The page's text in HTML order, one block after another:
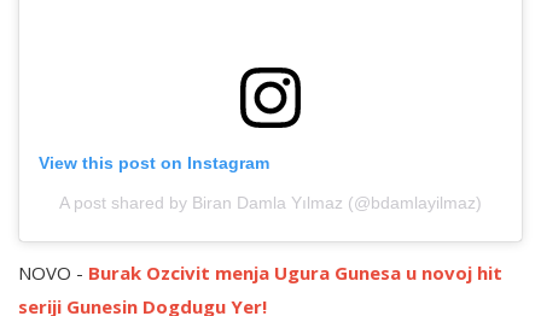
View this post on Instagram
A post shared by Biran Damla Yılmaz (@bdamlayilmaz)
NOVO - Burak Ozcivit menja Ugura Gunesa u novoj hit
seriji Gunesin Dogdugu Yer!